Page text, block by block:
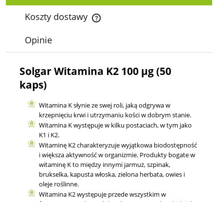
Koszty dostawy
Cena nie zawiera ewentualnych kosztów płatności
Opinie
Solgar Witamina K2 100 µg (50
kaps)
Witamina K słynie ze swej roli, jaką odgrywa w
krzepnięciu krwi i utrzy­maniu kości w dobrym stanie.
Witamina K występuje w kilku postaciach, w tym jako
K1 i K2.
Witaminę K2 charakteryzuje wyjątkowa biodostępność
i większa ak­tywność w organizmie. Produkty bogate w
witaminę K to między innymi jarmuż, szpinak,
brukselka, kapusta włoska, zie­lona herbata, owies i
oleje roślinne.
Witamina K2 występuje przede wszystkim w